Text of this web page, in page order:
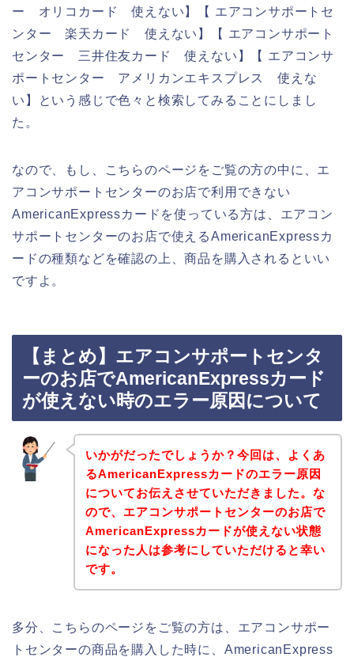
ー オリコカード 使えない】【 エアコンサポートセ
ンター 楽天カード 使えない】【 エアコンサポート
センター 三井住友カード 使えない】【 エアコンサ
ポートセンター アメリカンエキスプレス 使えな
い】という感じで色々と検索してみることにしまし
た。
なので、もし、こちらのページをご覧の方の中に、エ
アコンサポートセンターのお店で利用できない
AmericanExpressカードを使っている方は、エアコン
サポートセンターのお店で使えるAmericanExpressカ
ードの種類などを確認の上、商品を購入されるといい
ですよ。
【まとめ】エアコンサポートセンタ
ーのお店でAmericanExpressカード
が使えない時のエラー原因について
いかがだったでしょうか？今回は、よくあ
るAmericanExpressカードのエラー原因
についてお伝えさせていただきました。な
ので、エアコンサポートセンターのお店で
AmericanExpressカードが使えない状態
になった人は参考にしていただけると幸い
です。
多分、こちらのページをご覧の方は、エアコンサポー
トセンターの商品を購入した時に、AmericanExpress